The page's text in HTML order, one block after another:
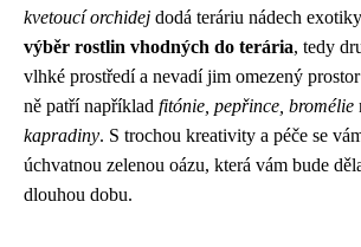
kvetoucí orchidej dodá teráriu nádech
výběr rostlin vhodných do terária, tedy
vlhké prostředí a nevadí jim omezený
ně patří například fitónie, pepřince, bromélie
kapradiny. S trochou kreativity a péče se
úchvatnou zelenou oázu, která vám bude
dlouhou dobu.